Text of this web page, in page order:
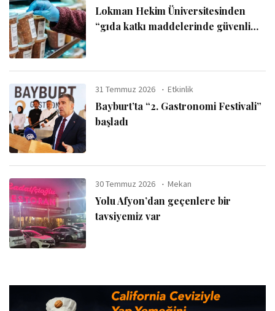
Lokman Hekim Üniversitesinden
“gıda katkı maddelerinde güvenli
31 Temmuz 2026 Etkinlik
Bayburt’ta “2. Gastronomi Festivali”
başladı
30 Temmuz 2026 Mekan
Yolu Afyon’dan geçenlere bir
tavsiyemiz var